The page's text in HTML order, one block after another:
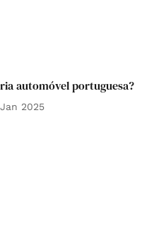
automóvel portuguesa?
2025